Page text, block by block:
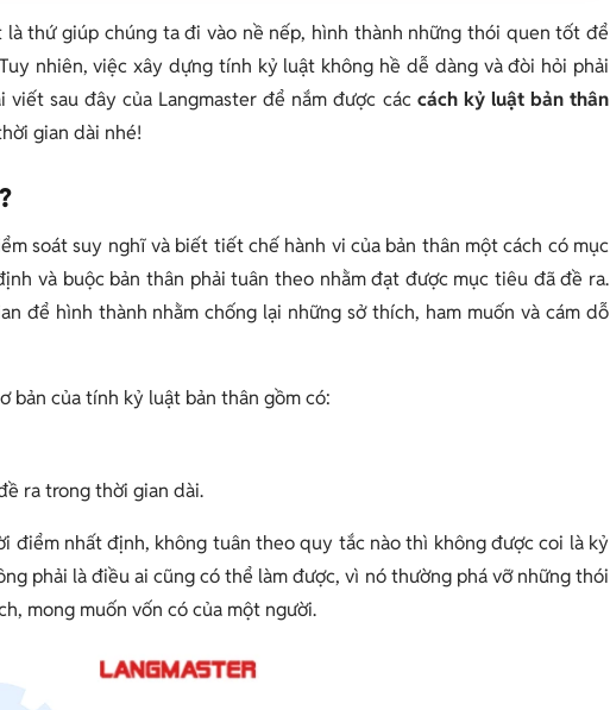
là thứ giúp chúng ta đi vào nề nếp, hình thành những thói quen tốt để
nhiên, việc xây dựng tính kỷ luật không hề dễ dàng và đòi hỏi phải
sau đây của Langmaster để nắm được các cách kỷ luật bản thân
gian dài nhé!
soát suy nghĩ và biết tiết chế hành vi của bản thân một cách có mục
và buộc bản thân phải tuân theo nhằm đạt được mục tiêu đã đề ra.
để hình thành nhằm chống lại những sở thích, ham muốn và cám dỗ
bản của tính kỷ luật bản thân gồm có:
ra trong thời gian dài.
điểm nhất định, không tuân theo quy tắc nào thì không được coi là kỷ
phải là điều ai cũng có thể làm được, vì nó thường phá vỡ những thói
mong muốn vốn có của một người.